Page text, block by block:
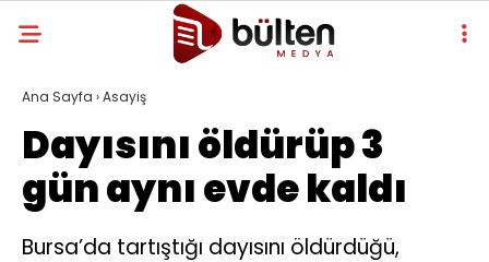
Ana Sayfa ›Asayiş
Dayısını öldürüp 3
gün aynı evde kaldı
Bursa’da tartıştığı dayısını öldürdüğü,